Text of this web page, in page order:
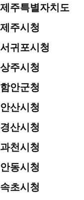
제주특별자치도
제주시청
서귀포시청
상주시청
함안군청
안산시청
경산시청
과천시청
안동시청
속초시청